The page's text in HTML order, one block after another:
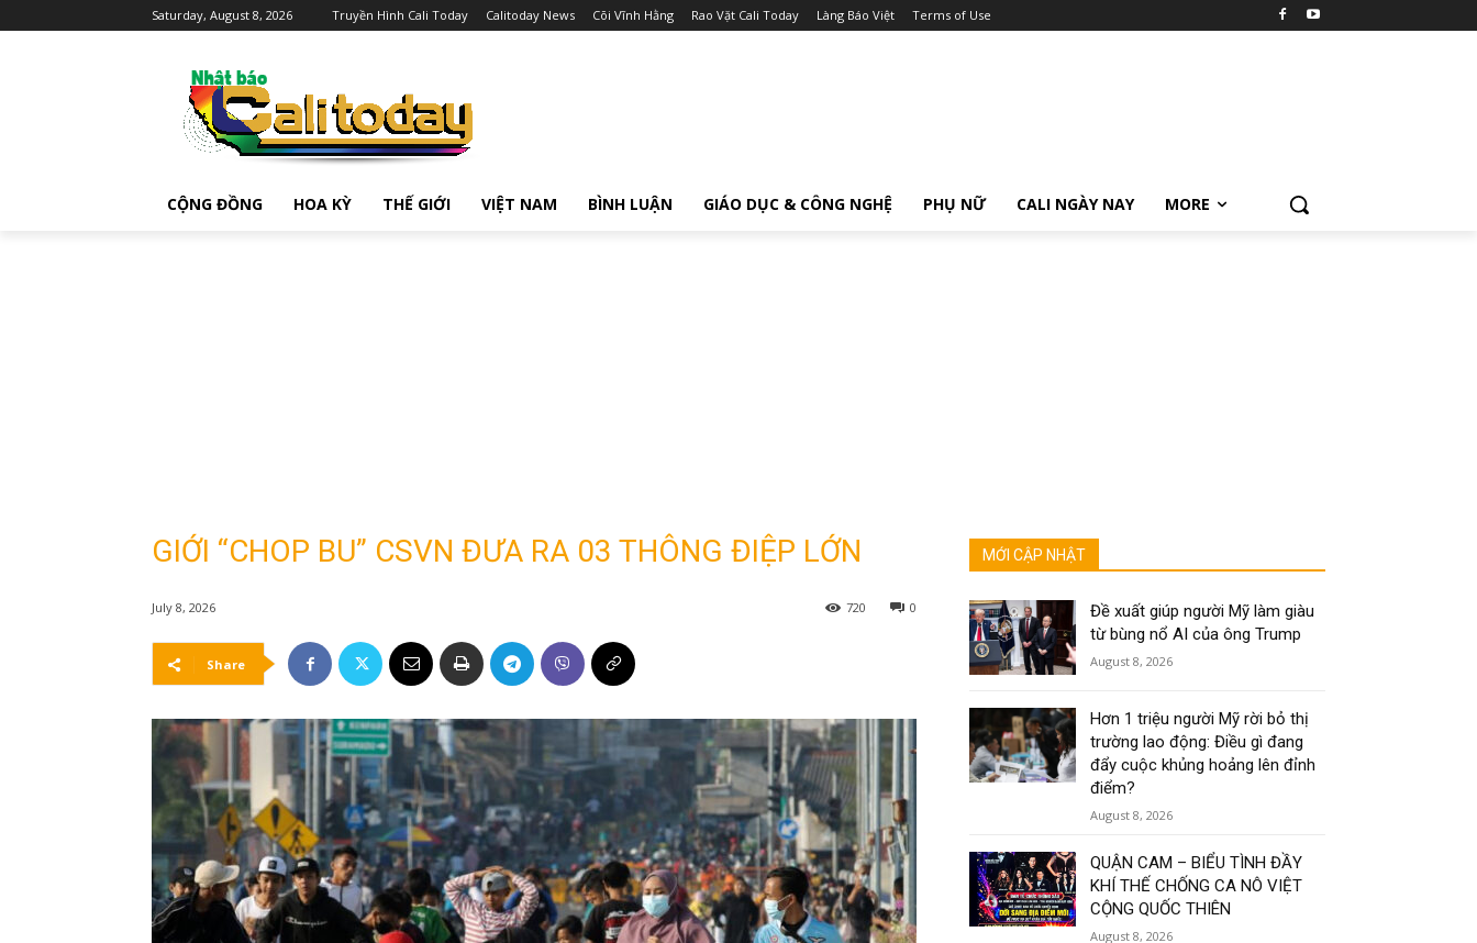
Saturday, August 8, 2026 Truyền Hình Cali Today Calitoday News Cõi Vĩnh Hằng Rao Vặt Cali Today Làng Báo Việt Terms of Use
CỘNG ĐỒNG HOA KỲ THẾ GIỚI VIỆT NAM BÌNH LUẬN GIÁO DỤC & CÔNG NGHỆ PHỤ NỮ CALI NGÀY NAY MORE
GIỚI “CHOP BU” CSVN ĐƯA RA 03 THÔNG ĐIỆP LỚN
July 8, 2026 0
720
Share
MỚI CẬP NHẬT
Đề xuất giúp người Mỹ làm giàu
từ bùng nổ AI của ông Trump
August 8, 2026
Hơn 1 triệu người Mỹ rời bỏ thị
trường lao động: Điều gì đang
đẩy cuộc khủng hoảng lên đỉnh
điểm?
August 8, 2026
QUẬN CAM – BIỂU TÌNH ĐẦY
KHÍ THẾ CHỐNG CA NÔ VIỆT
CỘNG QUỐC THIÊN
August 8, 2026